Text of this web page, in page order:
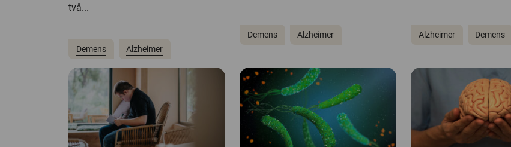
två...
Demens Alzheimer
Demens Alzheimer Alzheimer Demens